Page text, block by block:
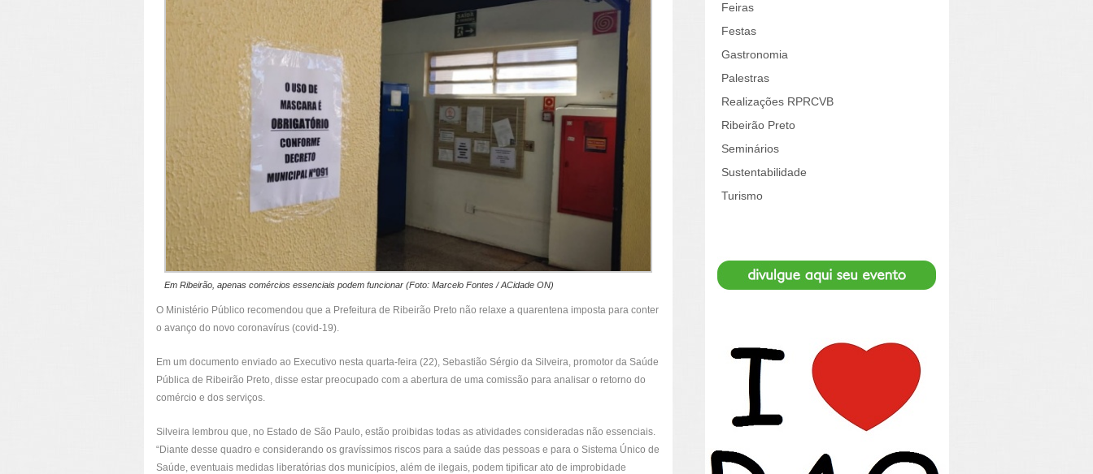
Em Ribeirão, apenas comércios essenciais podem funcionar (Foto: Marcelo Fontes / ACidade ON)
O Ministério Público recomendou que a Prefeitura de Ribeirão Preto não relaxe a quarentena imposta para conter
o avanço do novo coronavírus (covid-19).
Em um documento enviado ao Executivo nesta quarta-feira (22), Sebastião Sérgio da Silveira, promotor da Saúde
Pública de Ribeirão Preto, disse estar preocupado com a abertura de uma comissão para analisar o retorno do
comércio e dos serviços.
Silveira lembrou que, no Estado de São Paulo, estão proibidas todas as atividades consideradas não essenciais.
“Diante desse quadro e considerando os gravíssimos riscos para a saúde das pessoas e para o Sistema Único de
Saúde, eventuais medidas liberatórias dos municípios, além de ilegais, podem tipificar ato de improbidade
Feiras
Festas
Gastronomia
Palestras
Realizações RPRCVB
Ribeirão Preto
Seminários
Sustentabilidade
Turismo